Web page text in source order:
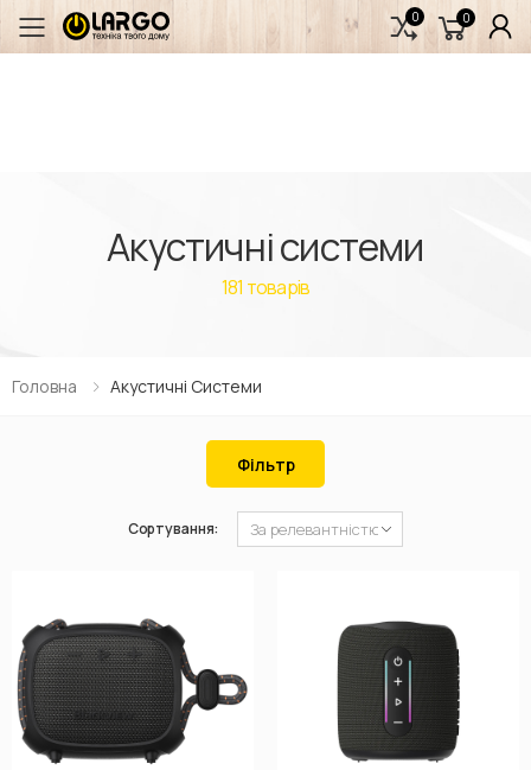
Переключити мобільне меню
0 0
Акустичні системи
181 товарів
Головна Акустичні Системи
Фільтр
Сортування: